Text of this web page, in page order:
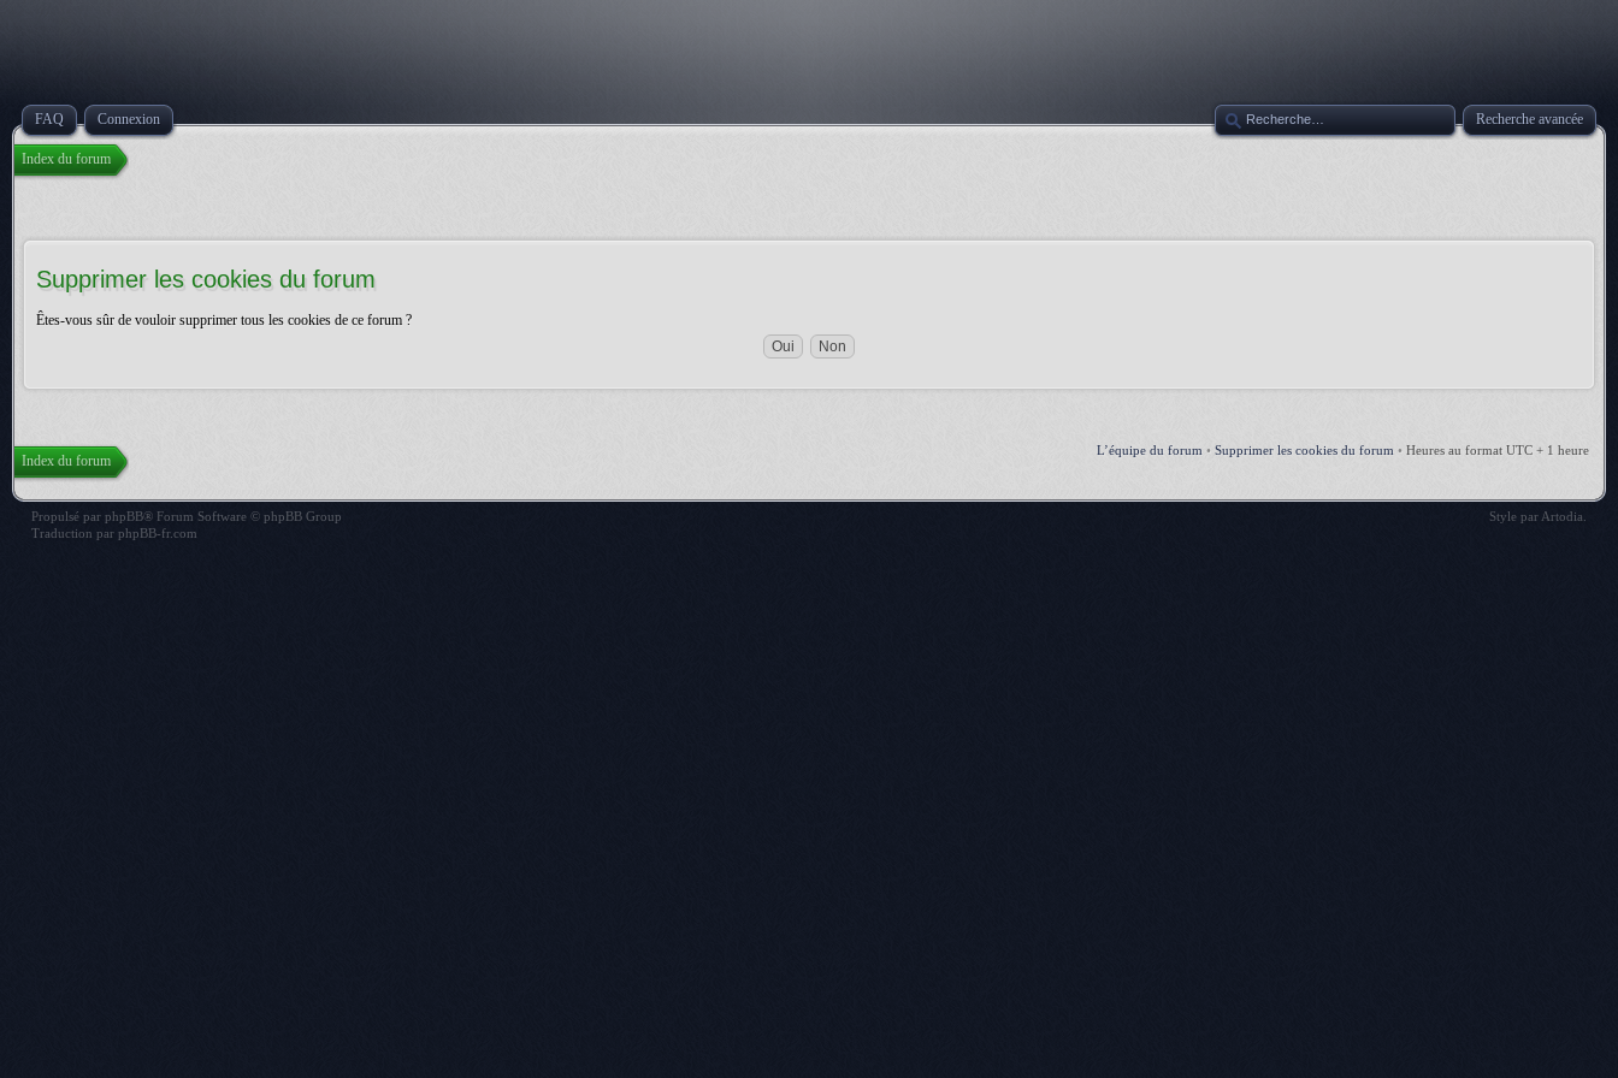
FAQ Connexion Recherche avancée
Index du forum
Supprimer les cookies du forum
Êtes-vous sûr de vouloir supprimer tous les cookies de ce forum ?
L’équipe du forum • Supprimer les cookies du forum • Heures au format UTC + 1 heure
Index du forum
Propulsé par phpBB® Forum Software © phpBB Group
Traduction par phpBB-fr.com
Style par Artodia